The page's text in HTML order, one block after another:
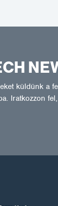
küldünk a
Iratkozzon